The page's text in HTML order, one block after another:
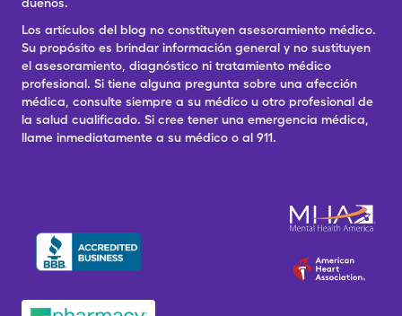
Los artículos del blog no constituyen asesoramiento médico.
Su propósito es brindar información general y no sustituyen
el asesoramiento, diagnóstico ni tratamiento médico
profesional. Si tiene alguna pregunta sobre una afección
médica, consulte siempre a su médico u otro profesional de
la salud cualificado. Si cree tener una emergencia médica,
llame inmediatamente a su médico o al 911.